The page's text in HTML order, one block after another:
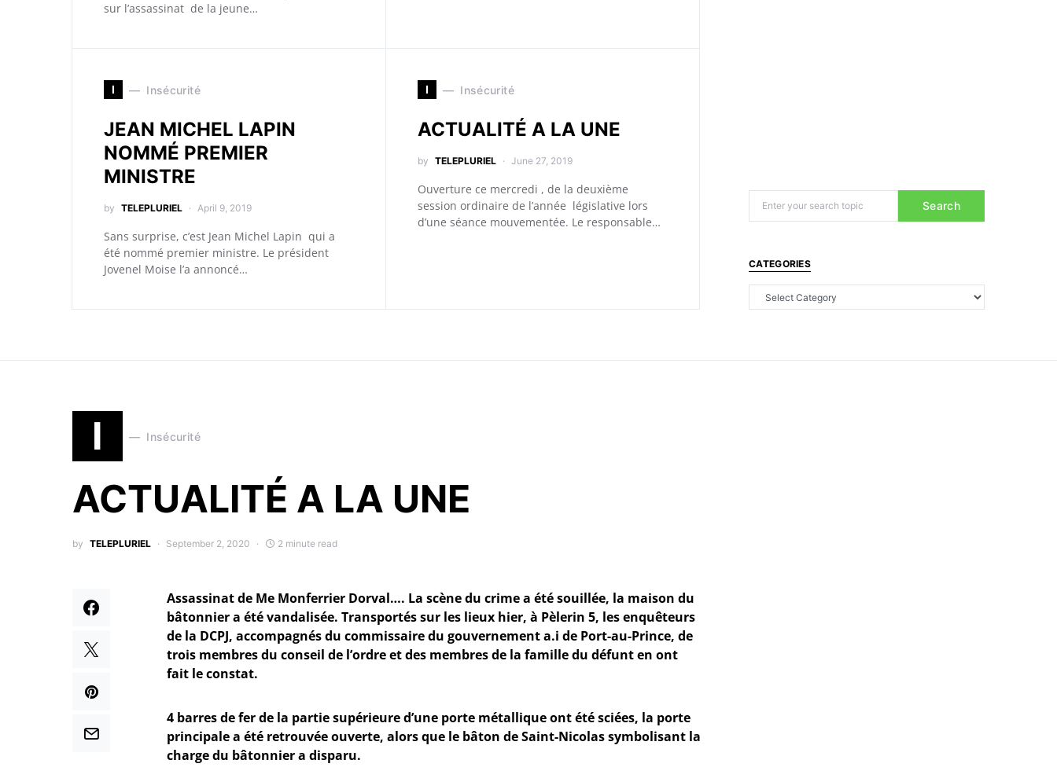
sur l’assassinat de la jeune…
I Insécurité
JEAN MICHEL LAPIN
NOMMÉ PREMIER
MINISTRE
by TELEPLURIEL April 9, 2019
Sans surprise, c’est Jean Michel Lapin qui a
été nommé premier ministre. Le président
Jovenel Moise l’a annoncé…
I Insécurité
ACTUALITÉ A LA UNE
by TELEPLURIEL June 27, 2019
Ouverture ce mercredi , de la deuxième
session ordinaire de l’année législative lors
d’une séance mouvementée. Le responsable…
Search
CATEGORIES
I Insécurité
ACTUALITÉ A LA UNE
by TELEPLURIEL September 2, 2020 2 minute read
Assassinat de Me Monferrier Dorval…. La scène du crime a été souillée, la maison du
bâtonnier a été vandalisée. Transportés sur les lieux hier, à Pèlerin 5, les enquêteurs
de la DCPJ, accompagnés du commissaire du gouvernement a.i de Port-au-Prince, de
trois membres du conseil de l’ordre et des membres de la famille du défunt en ont
fait le constat.
4 barres de fer de la partie supérieure d’une porte métallique ont été sciées, la porte
principale a été retrouvée ouverte, alors que le bâton de Saint-Nicolas symbolisant la
charge du bâtonnier a disparu.